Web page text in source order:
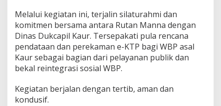
Melalui kegiatan ini, terjalin silaturahmi dan
komitmen bersama antara Rutan Manna dengan
Dinas Dukcapil Kaur. Tersepakati pula rencana
pendataan dan perekaman e-KTP bagi WBP asal
Kaur sebagai bagian dari pelayanan publik dan
bekal reintegrasi sosial WBP.
Kegiatan berjalan dengan tertib, aman dan
kondusif.